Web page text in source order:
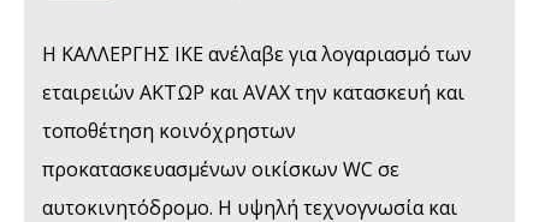
Η ΚΑΛΛΕΡΓΗΣ ΙΚΕ ανέλαβε για λογαριασμό των
εταιρειών ΑΚΤΩΡ και AVAX την κατασκευή και
τοποθέτηση κοινόχρηστων
προκατασκευασμένων οικίσκων WC σε
αυτοκινητόδρομο. Η υψηλή τεχνογνωσία και